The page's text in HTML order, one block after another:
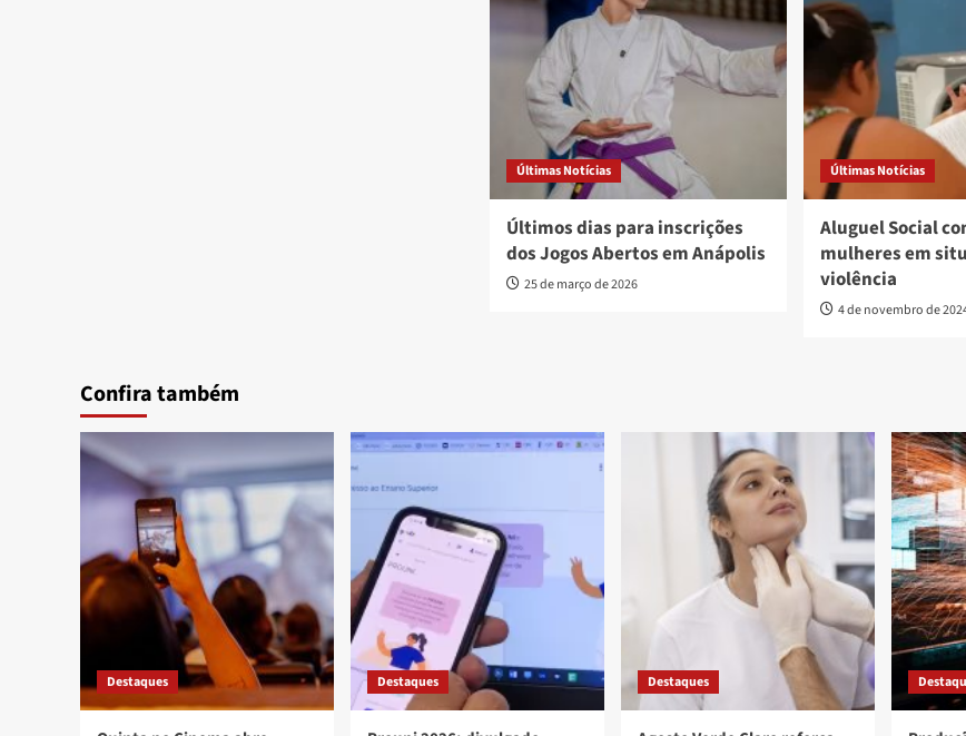
Últimas Notícias
Últimos dias para inscrições
dos Jogos Abertos em Anápolis
25 de março de 2026
Últimas Notícias
Aluguel Social
mulheres em
violência
4 de novembro de
Confira também
Destaques Destaques Destaques